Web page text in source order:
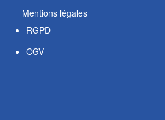
Mentions légales
RGPD
CGV